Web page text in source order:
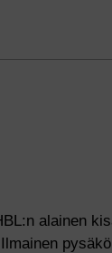
alainen